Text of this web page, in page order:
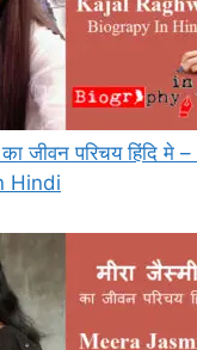
का जीवन परिचय हिंदि
Hindi